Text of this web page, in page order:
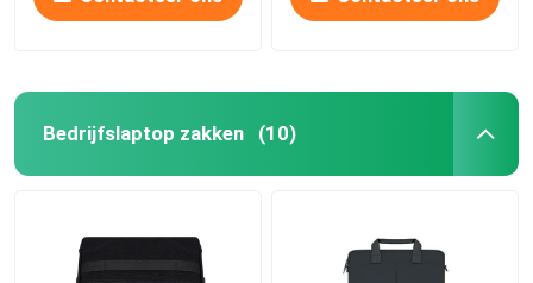
Bedrijfslaptop zakken (10)